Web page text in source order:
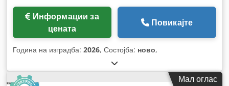
цената
Повикајте
Година на изградба: 2026, Состојба: ново,
Мал оглас